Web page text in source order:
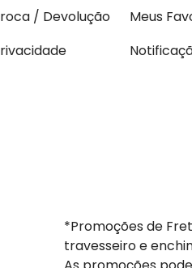
/ Devolução
Meus
*Promoções de
travesseiro e